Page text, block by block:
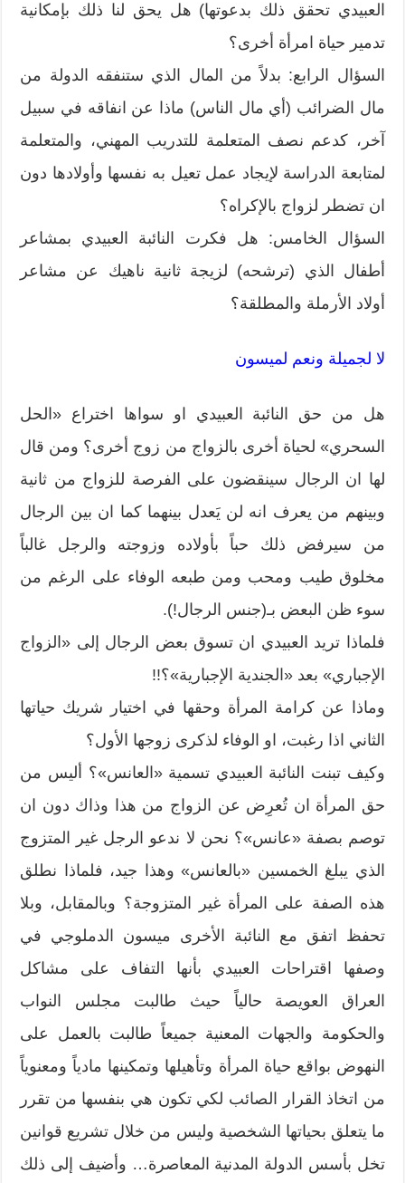
العبيدي تحقق ذلك بدعوتها) هل يحق لنا ذلك بإمكانية
تدمير حياة امرأة أخرى؟
السؤال الرابع: بدلاً من المال الذي ستنفقه الدولة من
مال الضرائب (أي مال الناس) ماذا عن انفاقه في سبيل
آخر، كدعم نصف المتعلمة للتدريب المهني، والمتعلمة
لمتابعة الدراسة لإيجاد عمل تعيل به نفسها وأولادها دون
ان تضطر لزواج بالإكراه؟
السؤال الخامس: هل فكرت النائبة العبيدي بمشاعر
أطفال الذي (ترشحه) لزيجة ثانية ناهيك عن مشاعر
أولاد الأرملة والمطلقة؟
لا لجميلة ونعم لميسون
هل من حق النائبة العبيدي او سواها اختراع «الحل
السحري» لحياة أخرى بالزواج من زوج أخرى؟ ومن قال
لها ان الرجال سينقضون على الفرصة للزواج من ثانية
وبينهم من يعرف انه لن يَعدل بينهما كما ان بين الرجال
من سيرفض ذلك حباً بأولاده وزوجته والرجل غالباً
مخلوق طيب ومحب ومن طبعه الوفاء على الرغم من
سوء ظن البعض بـ(جنس الرجال!).
فلماذا تريد العبيدي ان تسوق بعض الرجال إلى «الزواج
الإجباري» بعد «الجندية الإجبارية»؟!!
وماذا عن كرامة المرأة وحقها في اختيار شريك حياتها
الثاني اذا رغبت، او الوفاء لذكرى زوجها الأول؟
وكيف تبنت النائبة العبيدي تسمية «العانس»؟ أليس من
حق المرأة ان تُعرِض عن الزواج من هذا وذاك دون ان
توصم بصفة «عانس»؟ نحن لا ندعو الرجل غير المتزوج
الذي يبلغ الخمسين «بالعانس» وهذا جيد، فلماذا نطلق
هذه الصفة على المرأة غير المتزوجة؟ وبالمقابل، وبلا
تحفظ اتفق مع النائبة الأخرى ميسون الدملوجي في
وصفها اقتراحات العبيدي بأنها التفاف على مشاكل
العراق العويصة حالياً حيث طالبت مجلس النواب
والحكومة والجهات المعنية جميعاً طالبت بالعمل على
النهوض بواقع حياة المرأة وتأهيلها وتمكينها مادياً ومعنوياً
من اتخاذ القرار الصائب لكي تكون هي بنفسها من تقرر
ما يتعلق بحياتها الشخصية وليس من خلال تشريع قوانين
تخل بأسس الدولة المدنية المعاصرة… وأضيف إلى ذلك